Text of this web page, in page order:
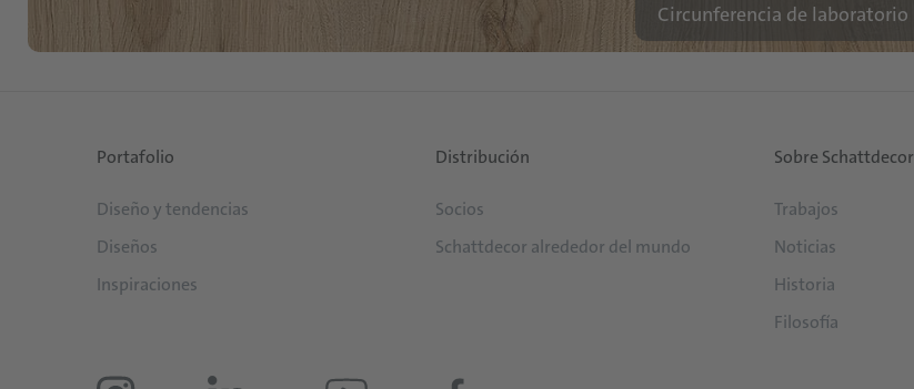
Circunferencia de laboratorio
Portafolio
Diseño y tendencias
Diseños
Inspiraciones
Distribución
Socios
Schattdecor alrededor del mundo
Sobre Schattdecor
Trabajos
Noticias
Historia
Filosofía